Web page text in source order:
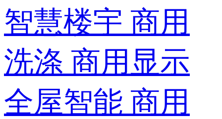
智慧楼宇 商用
洗涤 商用显示
全屋智能 商用